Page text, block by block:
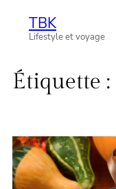
AllerTBK
Lifestyle et voyage
Étiquette :